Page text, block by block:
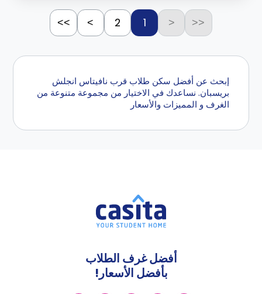
<<
<
1
2
>
>>
إبحث عن أفضل سكن طلاب قرب نافيتاس انجلش
بريسبان. نساعدك في الاختيار من مجموعة متنوعة من
الغرف و المميزات والأسعار
أفضل غرف الطلاب
بأفضل الأسعار!